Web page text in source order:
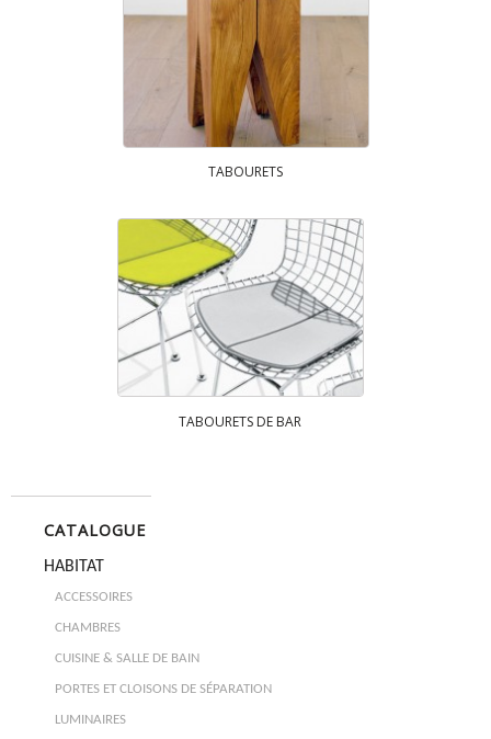
TABOURETS
TABOURETS DE BAR
CATALOGUE
HABITAT
ACCESSOIRES
CHAMBRES
CUISINE & SALLE DE BAIN
PORTES ET CLOISONS DE SÉPARATION
LUMINAIRES